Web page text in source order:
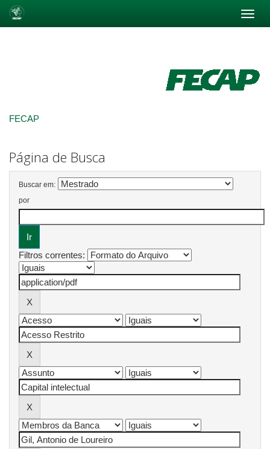
FECAP
Página de Busca
Buscar em:
por
Filtros correntes: